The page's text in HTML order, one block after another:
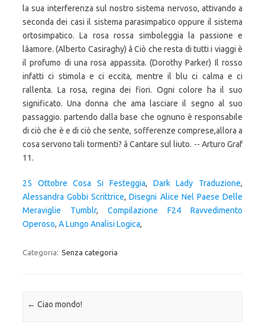
la sua interferenza sul nostro sistema nervoso, attivando a
seconda dei casi il sistema parasimpatico oppure il sistema
ortosimpatico. La rosa rossa simboleggia la passione e
lâamore. (Alberto Casiraghy) â Ciò che resta di tutti i viaggi è
il profumo di una rosa appassita. (Dorothy Parker) Il rosso
infatti ci stimola e ci eccita, mentre il blu ci calma e ci
rallenta. La rosa, regina dei fiori. Ogni colore ha il suo
significato. Una donna che ama lasciare il segno al suo
passaggio. partendo dalla base che ognuno è responsabile
di ciò che è e di ciò che sente, sofferenze comprese,allora a
cosa servono tali tormenti? â Cantare sul liuto. -- Arturo Graf
11.
25 Ottobre Cosa Si Festeggia, Dark Lady Traduzione,
Alessandra Gobbi Scrittrice,Disegni Alice Nel Paese Delle
Meraviglie Tumblr, Compilazione F24 Ravvedimento
Operoso, A Lungo Analisi Logica,
Categoria: Senza categoria
Navigazione articolo
← Ciao mondo!